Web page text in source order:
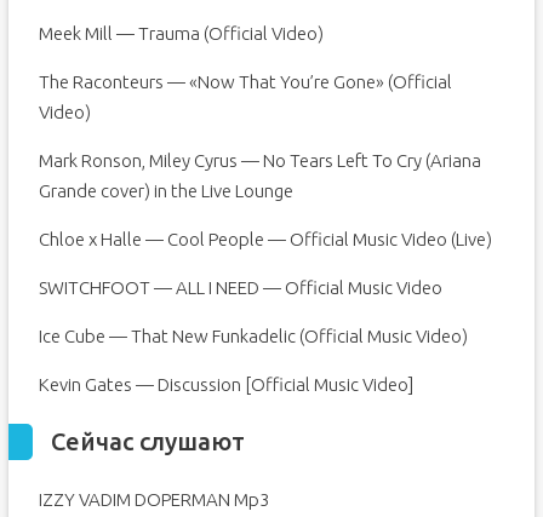
Meek Mill — Trauma (Official Video)
The Raconteurs — «Now That You’re Gone» (Official
Video)
Mark Ronson, Miley Cyrus — No Tears Left To Cry (Ariana
Grande cover) in the Live Lounge
Chloe x Halle — Cool People — Official Music Video (Live)
SWITCHFOOT — ALL I NEED — Official Music Video
Ice Cube — That New Funkadelic (Official Music Video)
Kevin Gates — Discussion [Official Music Video]
Сейчас слушают
IZZY VADIM DOPERMAN Mp3